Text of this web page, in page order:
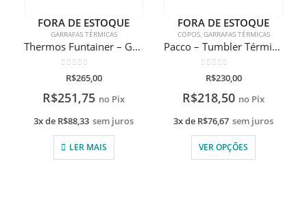
FORA DE ESTOQUE
GARRAFAS TÉRMICAS
Thermos Funtainer – Garrafa Térmica 355ml
de 5
R$265,00
R$251,75 no Pix
3x de R$88,33 sem juros
LER MAIS
FORA DE ESTOQUE
COPOS, GARRAFAS TÉRMICAS
Pacco – Tumbler Térmico com Infusor Com Gravação A Laser
de 5
R$230,00
R$218,50 no Pix
3x de R$76,67 sem juros
VER OPÇÕES